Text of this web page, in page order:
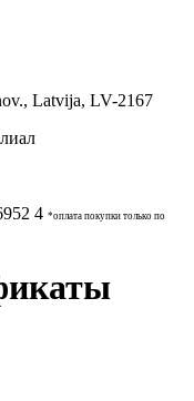
Latvija, LV-2167
4 *оплата покупки только по